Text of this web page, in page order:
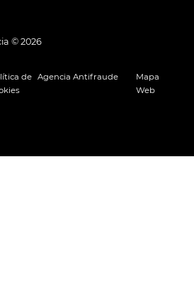
© 2026
de Agencia Antifraude
Mapa
Web